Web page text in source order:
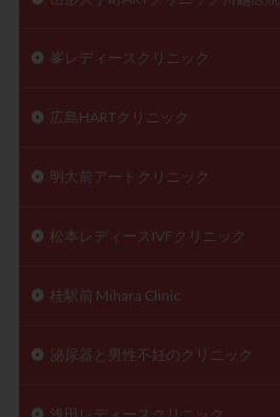
峯レディースクリニック
広島HARTクリニック
明大前アートクリニック
松本レディースIVFクリニック
桂駅前 Mihara Clinic
泌尿器と男性不妊のクリニック